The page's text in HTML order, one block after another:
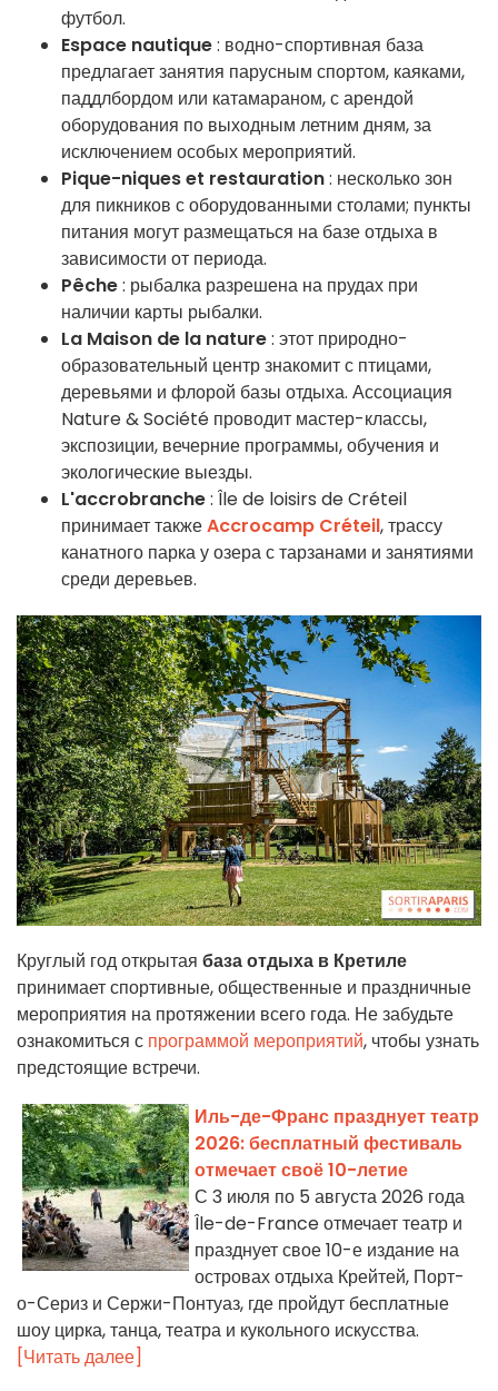
футбол.
Espace nautique: водно-спортивная база
предлагает занятия парусным спортом, каяками,
паддлбордом или катамараном, с арендой
оборудования по выходным летним дням, за
исключением особых мероприятий.
Pique-niques et restauration: несколько зон
для пикников с оборудованными столами; пункты
питания могут размещаться на базе отдыха в
зависимости от периода.
Pêche: рыбалка разрешена на прудах при
наличии карты рыбалки.
La Maison de la nature: этот природно-
образовательный центр знакомит с птицами,
деревьями и флорой базы отдыха. Ассоциация
Nature & Société проводит мастер-классы,
экспозиции, вечерние программы, обучения и
экологические выезды.
L'accrobranche: Île de loisirs de Créteil
принимает такжеAccrocamp Créteil, трассу
канатного парка у озера с тарзанами и занятиями
среди деревьев.
Круглый год открытая база отдыха в Кретиле
принимает спортивные, общественные и праздничные
мероприятия на протяжении всего года. Не забудьте
ознакомиться с программой мероприятий, чтобы узнать
предстоящие встречи.
Иль-де-Франс празднует театр
2026: бесплатный фестиваль
отмечает своё 10-летие
С 3 июля по 5 августа 2026 года
Île-de-France отмечает театр и
празднует свое 10-е издание на
островах отдыха Крейтей, Порт-
о-Сериз и Сержи-Понтуаз, где пройдут бесплатные
шоу цирка, танца, театра и кукольного искусства.
[Читать далее]